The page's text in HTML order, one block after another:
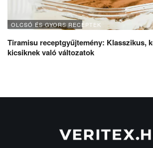
OLCSÓ ÉS GYORS RECEPTEK
Tiramisu receptgyűjtemény: Klasszikus,
kicsiknek való változatok